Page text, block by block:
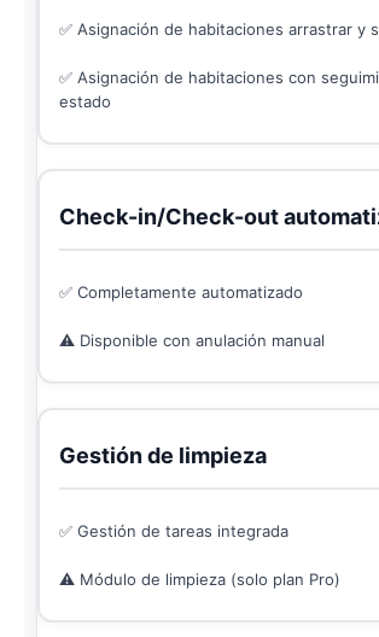
✅ Asignación de habitaciones arrastrar y
✅ Asignación de habitaciones con
estado
Check-in/Check-out
✅ Completamente automatizado
⚠️ Disponible con anulación manual
Gestión de limpieza
✅ Gestión de tareas integrada
⚠️ Módulo de limpieza (solo plan Pro)